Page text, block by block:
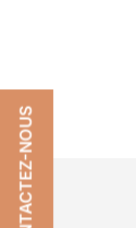
CONTACTEZ-NOUS